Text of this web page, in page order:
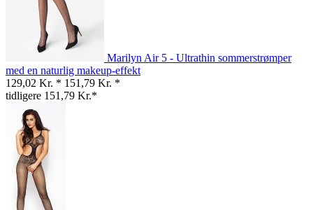
Marilyn Air 5 - Ultrathin sommerstrømper
med en naturlig makeup-effekt
129,02 Kr. * 151,79 Kr. *
tidligere 151,79 Kr.*